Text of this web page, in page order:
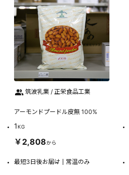
筑波乳業 / 正栄食品工業
アーモンドプードル皮無 100%
1KG
￥2,808から
最短3日後お届け 常温のみ